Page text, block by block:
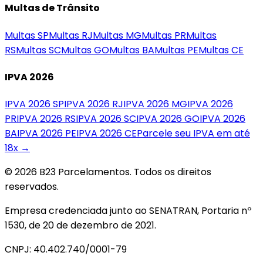
Multas de Trânsito
MultasSPMultas RJMultas MGMultas PRMultas
RSMultasSCMultasGOMultas BAMultas PEMultasCE
IPVA 2026
IPVA 2026SPIPVA 2026 RJIPVA 2026 MGIPVA 2026
PRIPVA 2026 RSIPVA 2026SCIPVA 2026GOIPVA 2026
BAIPVA 2026 PEIPVA 2026CEParcele seu IPVA em até
18x →
© 2026 B23 Parcelamentos. Todos os direitos
reservados.
Empresa credenciada junto ao SENATRAN, Portaria nº
1530, de 20 de dezembro de 2021.
CNPJ: 40.402.740/0001-79